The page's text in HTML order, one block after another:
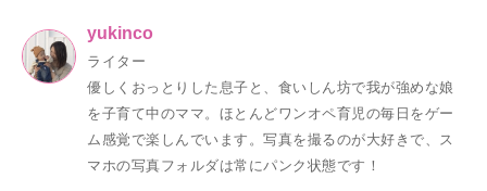
yukinco
ライター
優しくおっとりした息子と、食いしん坊で我が強めな娘
を子育て中のママ。ほとんどワンオペ育児の毎日をゲー
ム感覚で楽しんでいます。写真を撮るのが大好きで、ス
マホの写真フォルダは常にパンク状態です！